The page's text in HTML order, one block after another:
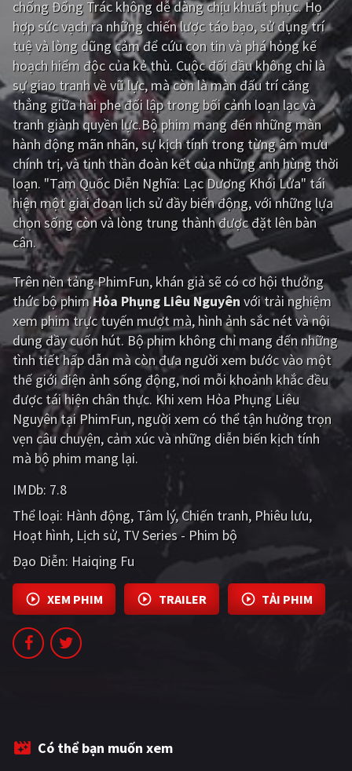
Giật gân Gia đình
Bí ẩn Lịch sử
Viễn Tây Tiểu sử
GameShow DramaTV
QUỐC GIA
Âu - Mỹ Trung Quốc - Hồng Kông
Hàn Quốc Nhật Bản
Ấn Độ
Tổng hợp
CẬP NHẬT
PHIM MỚI
PHIM BỘ
PHIM LẺ
PHIM CHIẾU RẠP
TUYỂN TẬP PHIM
BLOG
chống Đổng Trác không dễ dàng chịu khuất phục. Họ
hợp sức vạch ra những chiến lược táo bạo, sử dụng trí
tuệ và lòng dũng cảm để cứu con tin và phá hỏng kế
hoạch hiểm độc của kẻ thù. Cuộc đối đầu không chỉ là
sự giao tranh về vũ lực, mà còn là màn đấu trí căng
thẳng giữa hai phe đối lập trong bối cảnh loạn lạc và
tranh giành quyền lực.Bộ phim mang đến những màn
hành động mãn nhãn, sự kịch tính trong từng âm mưu
chính trị, và tinh thần đoàn kết của những anh hùng thời
loạn. "Tam Quốc Diễn Nghĩa: Lạc Dương Khói Lửa" tái
hiện một giai đoạn lịch sử đầy biến động, với những lựa
chọn sống còn và lòng trung thành được đặt lên bàn
cân.
Trên nền tảngPhimFun, khán giả sẽ có cơ hội thưởng
thức bộ phimHỏa Phụng Liêu Nguyênvới trải nghiệm
xem phim trực tuyến mượt mà, hình ảnh sắc nét và nội
dung đầy cuốn hút. Bộ phim không chỉ mang đến những
tình tiết hấp dẫn mà còn đưa người xem bước vào một
thế giới điện ảnh sống động, nơi mỗi khoảnh khắc đều
được tái hiện chân thực. Khi xem Hỏa Phụng Liêu
Nguyên tại PhimFun, người xem có thể tận hưởng trọn
vẹn câu chuyện, cảm xúc và những diễn biến kịch tính
mà bộ phim mang lại.
IMDb: 7.8
Thể loại: Hành động Tâm lý Chiến tranh Phiêu lưu
Hoạt hình Lịch sử TV Series - Phim bộ
Đạo Diễn: Haiqing Fu
XEM PHIM TRAILER TẢI PHIM
Có thể bạn muốn xem